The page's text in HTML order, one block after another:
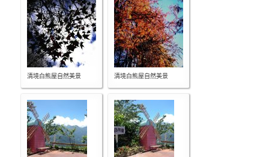
清境白熊屋自然美景 清境白熊屋自然美景